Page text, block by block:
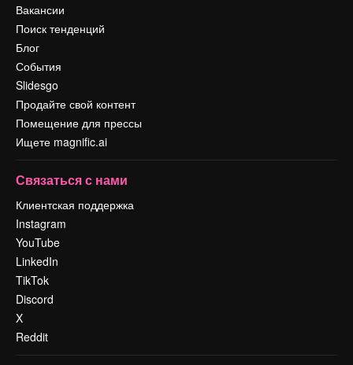
Вакансии
Поиск тенденций
Блог
События
Slidesgo
Продайте свой контент
Помещение для прессы
Ищете magnific.ai
Связаться с нами
Клиентская поддержка
Instagram
YouTube
LinkedIn
TikTok
Discord
X
Reddit